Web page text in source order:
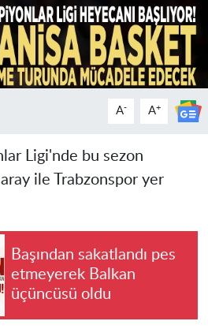
A- A+
Ligi'nde bu sezon
ile Trabzonspor yer
Başından sakatlandı pes
etmeyerek Balkan
üçüncüsü oldu